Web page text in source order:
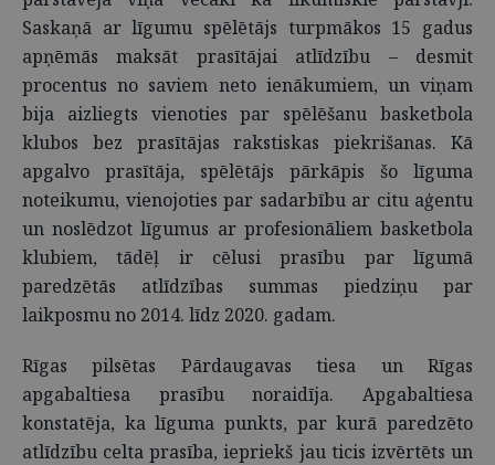
Saskaņā ar līgumu spēlētājs turpmākos 15 gadus
apņēmās maksāt prasītājai atlīdzību – desmit
procentus no saviem neto ienākumiem, un viņam
bija aizliegts vienoties par spēlēšanu basketbola
klubos bez prasītājas rakstiskas piekrišanas. Kā
apgalvo prasītāja, spēlētājs pārkāpis šo līguma
noteikumu, vienojoties par sadarbību ar citu aģentu
un noslēdzot līgumus ar profesionāliem basketbola
klubiem, tādēļ ir cēlusi prasību par līgumā
paredzētās atlīdzības summas piedziņu par
laikposmu no 2014. līdz 2020. gadam.
Rīgas pilsētas Pārdaugavas tiesa un Rīgas
apgabaltiesa prasību noraidīja. Apgabaltiesa
konstatēja, ka līguma punkts, par kurā paredzēto
atlīdzību celta prasība, iepriekš jau ticis izvērtēts un